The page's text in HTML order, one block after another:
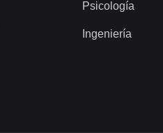
Psicología
Ingeniería